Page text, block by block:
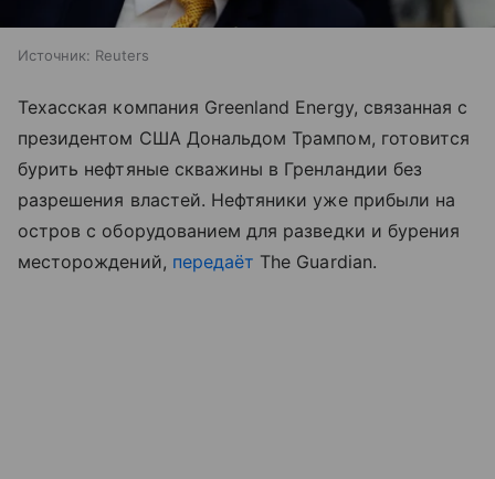
Источник: Reuters
Техасская компания Greenland Energy, связанная с
президентом США Дональдом Трампом, готовится
бурить нефтяные скважины в Гренландии без
разрешения властей. Нефтяники уже прибыли на
остров с оборудованием для разведки и бурения
месторождений, передаёт The Guardian.